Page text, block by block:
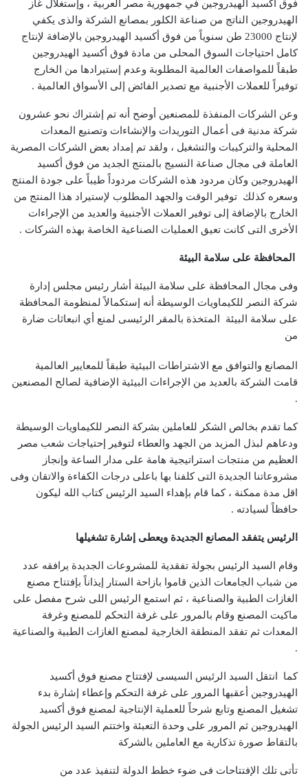
فوق أكسيد الهيدروجين في جمهورية مصر العربية ، وإستغلال غاز
الهيدروجين الناتج من صناعة الكلور بمصانع الشركة والذى يكفي
لإنتاج 23000 طن سنوياً من فوق أكسيد الهيدروجين بالإضافة لإنتاج
كامل احتياجات السوق المحلى من مادة فوق أكسيد الهيدروجين
طبقاً للمواصفات العالمية المطلوبة وعدم إستيرادها من الخارج
توفيراً للعملات الأجنبية مع تصدير الفائض إلى الأسواق العالمية .
وعن الشركات المنفذة للمصنعين أوضح أنه تم إشتراك نحو عشرون
شركة مدنية فى أعمال التوريدات والإنشاءات وتصنيع المعدات
المحلية والتركيبات والتشغيل ، ولقد تم إمداد بعض الشركات المصرية
العاملة فى مجال صناعة النسيج بالمنتج الجديد من فوق أكسيد
الهيدروجين وكان مردود هذه الشركات مردوداً طيباً على جودة المنتج
وسعره كذلك توفير الوقت والجهد المطلوب لإستيراد هذا المنتج من
الخارج بالإضافة إلى توفير العملات الأجنبية والعديد من الإجراءات
الأخرى التى كانت تعيق العمليات الصناعية الخاصة بهذه الشركات .
المحافظة على سلامة البيئة
وفى مجال المحافظة على سلامة البيئة أشار رئيس مجلس إدارة
شركة النصر للكيماويات الوسيطة أنه إستكمالاً لمنظومة المحافظة
على سلامة البيئة المتخذة بالمقر الرئيسى لمنع أي انبعاثات ضارة
من
المصانع والتوافق مع الاشتراطات البيئية طبقاً للمعايير العالمية
قامت الشركة بالعديد من الإجراءات البيئية الإضافية لصالح المصنعين
.
كما تقدم بخالص الشكر للعاملين بشركة النصر للكيماويات الوسيطة
ودعاهم لبذل المزيد من الجهد والعطاء لتوفير إحتياجات شعب مصر
العظيم من منتجات استراتيجية هامة على مدار الساعة وإنجاز
مشروعاتنا الجديدة التى كلفنا بها باعلى درجات الكفاءة والاتقان وفى
اقل مدة ممكنة ، كما قام بإهداء السيد الرئيس كتاب الله ليكون
حافظاً لسيادته .
الرئيس يتفقد المصانع الجديدة ويعطى إشارة تشغيلها
وقام السيد الرئيس بجولة تفقدية للمشروعات الجديدة يرافقه عدد
من شباب الجامعات الذين قاموا بازاحة الستار إيذاناً بإفتتاح مصنع
الغازات الطبية والصناعية ، ثم استمع الرئيس اللى شرح مفصل على
ماكيت المصنع وقام بالمرور على غرفة التحكم للمصنع وغرفة
المعدات ثم تفقد المنطقة الخارجية لمصنع الغازات الطبية والصناعية
.
كما انتقل السيد الرئيس السيسى لإفتتاح مصنع فوق أكسيد
الهيدروجين أعقبها المرور على غرفة التحكم وإعطاء إشارة بدء
تشغيل المصنع وتابع شرحاً للعملية الإنتاجية لمصنع فوق أكسيد
الهيدروجين ثم المرور على وحدة التعبئة واختتم السيد الرئيس الجولة
بالتقاط صورة تذكارية مع العاملين بالشركة
تأتى تلك الإفتتاحات فى ضوء خطط الدولة لتنفيذ عدد من